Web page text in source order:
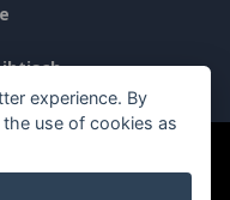
experience. By
use of cookies as